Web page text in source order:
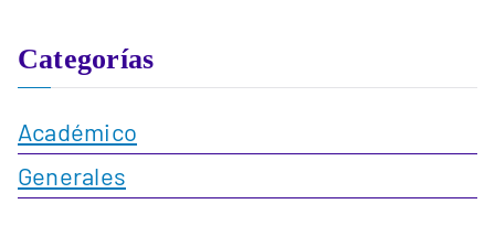
Categorías
Académico
Generales